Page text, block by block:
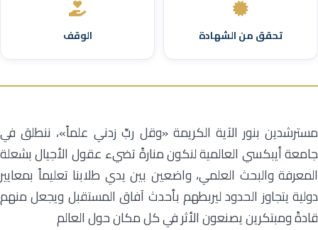
تحقق من الشهادة الوقف
مسترشدين بنور الآية الكريمة «وقل ربِّ زدني علماً»، ننطلق في
جامعة أيبكسي العالمية لنكون منارةً تضيء عقول الأجيال بشعلة
المعرفة والبحث العلمي، واضعين بين يدي طلابنا تعليماً بمعايير
دولية يتجاوز الحدود ليربطهم بأحدث آفاق المستقبل ويجعل منهم
قادةً ومبتكرين يصنعون الأثر في كل مكان حول العالم